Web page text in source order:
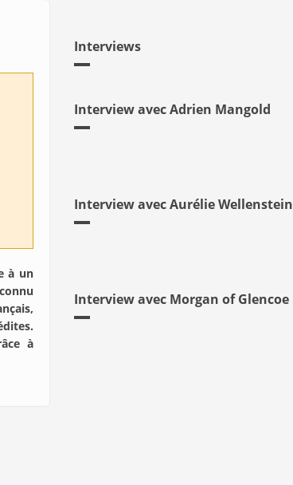
à un
à
Interviews
Interview avec Adrien Mangold
Interview avec Aurélie Wellenstein
Interview avec Morgan of Glencoe